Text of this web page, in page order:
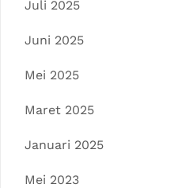
Juli 2025
Juni 2025
Mei 2025
Maret 2025
Januari 2025
Mei 2023